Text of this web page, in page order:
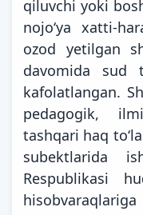
qiluvchi yoki
nojo‘ya xatti-
ozod yetilgan
davomida sud
kafolatlangan.
pedagogik,
tashqari haq
subektlarida
Respublikasi